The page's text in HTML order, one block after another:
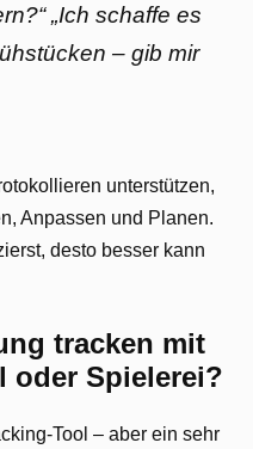
„Ich schaffe es
– gib mir
unterstützen,
Anpassen und Planen.
desto besser kann
tracken mit
oder Spielerei?
Tool – aber ein sehr